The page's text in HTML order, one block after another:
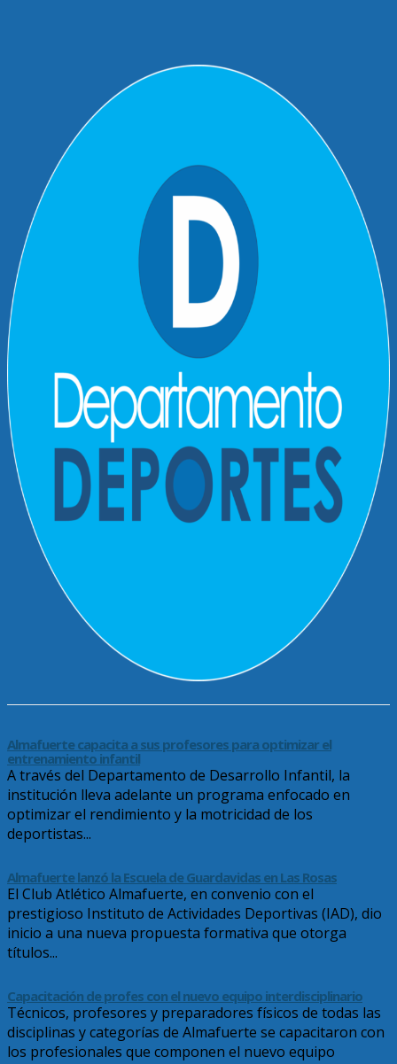
Almafuerte capacita a sus profesores para optimizar el
entrenamiento infantil
A través del Departamento de Desarrollo Infantil, la
institución lleva adelante un programa enfocado en
optimizar el rendimiento y la motricidad de los
deportistas...
Almafuerte lanzó la Escuela de Guardavidas en Las Rosas
El Club Atlético Almafuerte, en convenio con el
prestigioso Instituto de Actividades Deportivas (IAD), dio
inicio a una nueva propuesta formativa que otorga
títulos...
Capacitación de profes con el nuevo equipo interdisciplinario
Técnicos, profesores y preparadores físicos de todas las
disciplinas y categorías de Almafuerte se capacitaron con
los profesionales que componen el nuevo equipo